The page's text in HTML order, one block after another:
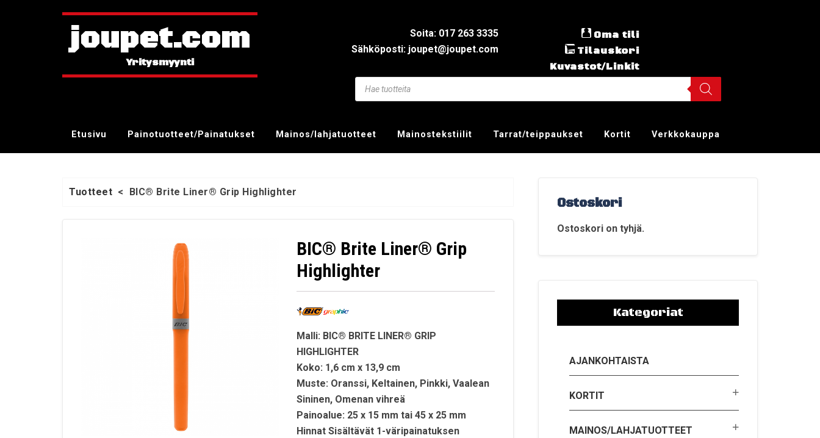
joupet.com
Soita: 017 263 3335
Sähköposti: joupet@joupet.com
Oma tili
Tilauskori
Kuvastot/Linkit
Etusivu Painotuotteet/Painatukset Mainos/lahjatuotteet Mainostekstiilit Tarrat/teippaukset Kortit Verkkokauppa
Tuotteet < BIC® Brite Liner® Grip Highlighter
BIC® Brite Liner® Grip
Highlighter
Malli: BIC® BRITE LINER® GRIP
HIGHLIGHTER
Koko: 1,6 cm x 13,9 cm
Muste: Oranssi, Keltainen, Pinkki, Vaalean
Sininen, Omenan vihreä
Painoalue: 25 x 15 mm tai 45 x 25 mm
Hinnat Sisältävät 1-väripainatuksen
Ostoskori
Ostoskori on tyhjä.
Kategoriat
AJANKOHTAISTA
KORTIT
MAINOS/LAHJATUOTTEET